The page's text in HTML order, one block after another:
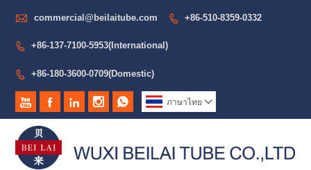
 commercial@beilaitube.com  +86-510-8359-0332
 +86-137-7100-5953(International)
 +86-180-3600-0709(Domestic)
     ภาษาไทย 